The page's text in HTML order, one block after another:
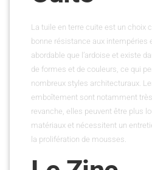
La tuile en terre cuite est un choix
bonne résistance aux intempéries
abordable que l’ardoise et existe
de formes et de couleurs, ce qui
nombreux styles architecturaux.
emboîtement sont notamment
revanche, elles peuvent être plus
matériaux et nécessitent un
la prolifération de mousses.